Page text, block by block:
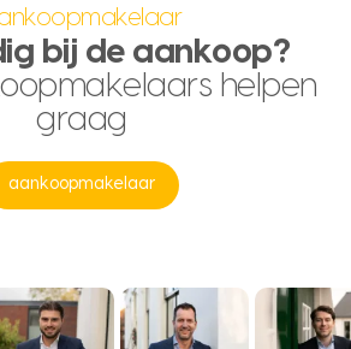
bij de aankoop?
helpen
graag
aankoopmakelaar